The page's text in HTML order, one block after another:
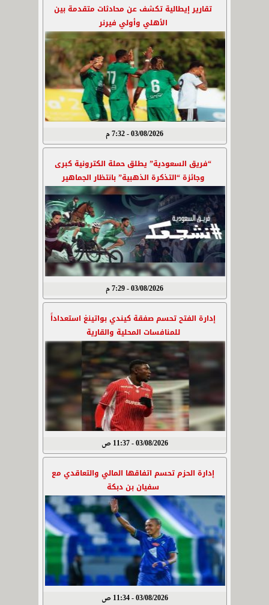
تقارير إيطالية تكشف عن محادثات متقدمة بين
الأهلي وأولي فيرنر
03/08/2026 - 7:32 م
“فريق السعودية” يطلق حملة الكترونية كبرى
وجائزة “التذكرة الذهبية” بانتظار الجماهير
03/08/2026 - 7:29 م
إدارة الفتح تحسم صفقة كيندي بواتينغ استعداداً
للمنافسات المحلية والقارية
03/08/2026 - 11:37 ص
إدارة الحزم تحسم اتفاقها المالي والتعاقدي مع
سفيان بن دبكة
03/08/2026 - 11:34 ص